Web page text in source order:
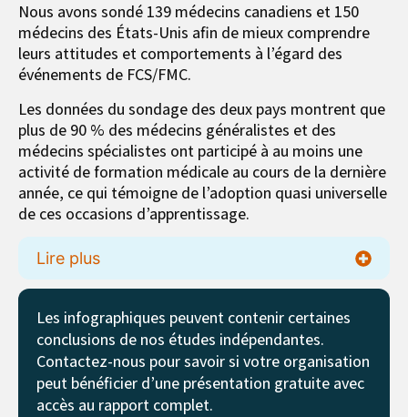
Nous avons sondé 139 médecins canadiens et 150
médecins des États-Unis afin de mieux comprendre
leurs attitudes et comportements à l’égard des
événements de FCS/FMC.
Les données du sondage des deux pays montrent que
plus de 90 % des médecins généralistes et des
médecins spécialistes ont participé à au moins une
activité de formation médicale au cours de la dernière
année, ce qui témoigne de l’adoption quasi universelle
de ces occasions d’apprentissage.
Lire plus
Les infographiques peuvent contenir certaines
conclusions de nos études indépendantes.
Contactez-nous pour savoir si votre organisation
peut bénéficier d’une présentation gratuite avec
accès au rapport complet.